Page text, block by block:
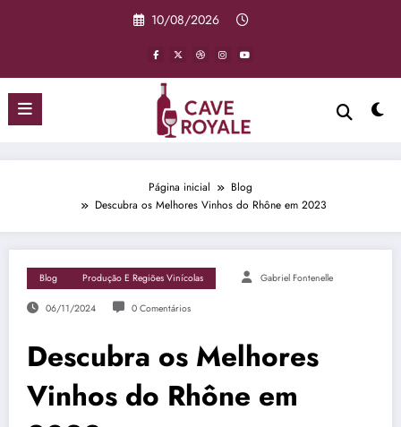
10/08/2026
Página inicial
Blog
Descubra os Melhores Vinhos do Rhône em 2023
Blog Produção E Regiões Vinícolas Gabriel Fontenelle
06/11/2024 0 Comentários
Descubra os Melhores
Vinhos do Rhône em